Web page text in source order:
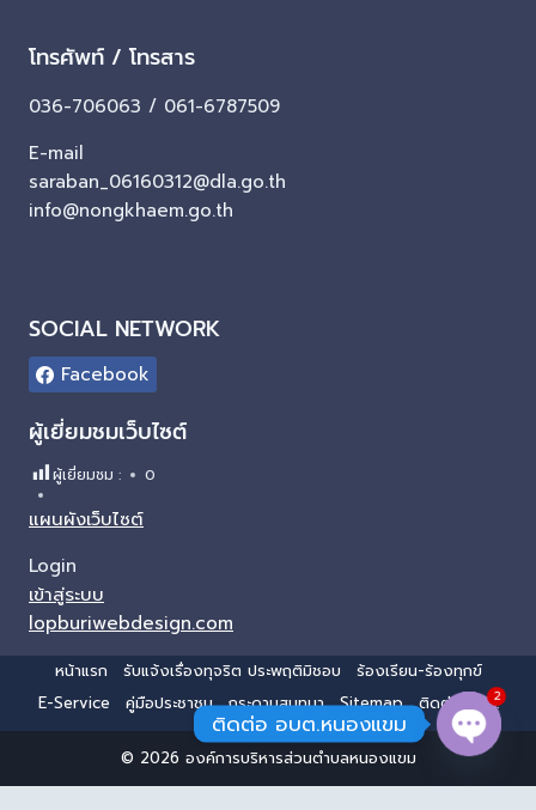
โทรศัพท์ / โทรสาร
036-706063 / 061-6787509
E-mail
saraban_06160312@dla.go.th
info@nongkhaem.go.th
SOCIAL NETWORK
Facebook
ผู้เยี่ยมชมเว็บไซต์
ผู้เยี่ยมชม : 0
แผนผังเว็บไซต์
Login
เข้าสู่ระบบ
lopburiwebdesign.com
หน้าแรก รับแจ้งเรื่องทุจริต ประพฤติมิชอบ
ร้องเรียน-ร้องทุกข์
E-Service
คู่มือประชาชน กระดานสนทนา Sitemap ติดต่อ อบต.
© 2026 องค์การบริหารส่วนตำบลหนองแขม
ติดต่อ อบต.หนองแขม
2